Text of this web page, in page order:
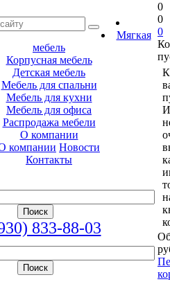
Мягкая
мебель
Корпусная мебель
Детская мебель
Мебель для спальни
Мебель для кухни
Мебель для офиса
Распродажа мебели
О компании
компании Новости
Контакты
833-88-03
0
0
0